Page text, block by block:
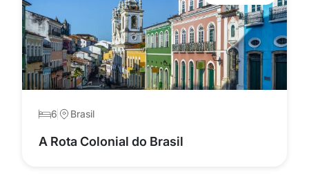
6 Brasil
A Rota Colonial do Brasil